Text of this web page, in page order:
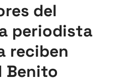
del
periodista
reciben
Benito